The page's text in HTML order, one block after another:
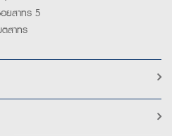
ยสาทร 5
สาทร